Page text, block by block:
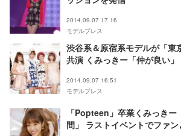
2014.09.07 17:16
モデルプレス
渋谷系＆原宿系モデルが「東
共演 くみっきー「仲が良い」
2014.09.07 16:51
モデルプレス
「Popteen」卒業くみっきー
間」 ラストイベントでファ